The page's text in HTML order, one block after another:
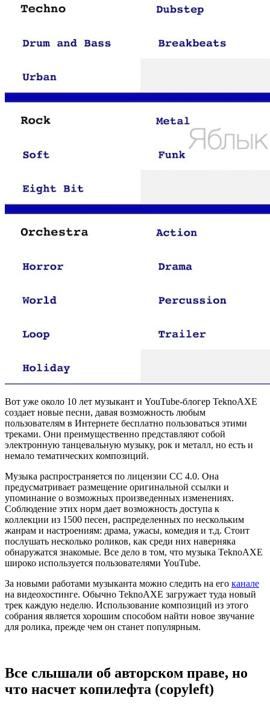
Вот уже около 10 лет музыкант и YouTube-блогер TeknoAXE
создает новые песни, давая возможность любым
пользователям в Интернете бесплатно пользоваться этими
треками. Они преимущественно представляют собой
электронную танцевальную музыку, рок и металл, но есть и
немало тематических композиций.
Музыка распространяется по лицензии CC 4.0. Она
предусматривает размещение оригинальной ссылки и
упоминание о возможных произведенных изменениях.
Соблюдение этих норм дает возможность доступа к
коллекции из 1500 песен, распределенных по нескольким
жанрам и настроениям: драма, ужасы, комедия и т.д. Стоит
послушать несколько роликов, как среди них наверняка
обнаружатся знакомые. Все дело в том, что музыка TeknoAXE
широко используется пользователями YouTube.
За новыми работами музыканта можно следить на его канале
на видеохостинге. Обычно TeknoAXE загружает туда новый
трек каждую неделю. Использование композиций из этого
собрания является хорошим способом найти новое звучание
для ролика, прежде чем он станет популярным.
Все слышали об авторском праве, но
что насчет копилефта (copyleft)